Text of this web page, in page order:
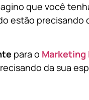
que você
estão precisando
para o Marketing
da sua